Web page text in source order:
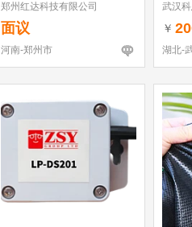
郑州红达科技有限公司
面议
河南-郑州市
武汉
￥
湖北-